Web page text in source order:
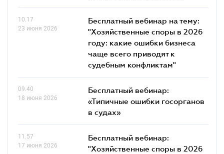
10.17
23 июня 2026
Бесплатный вебинар на тему:
"Хозяйственные споры в 2026
году: какие ошибки бизнеса
чаще всего приводят к
судебным конфликтам"
09.40
18 июня 2026
Бесплатный вебинар:
«Типичные ошибки госорганов
в судах»
11.57
17 июня 2026
Бесплатный вебинар:
"Хозяйственные споры в 2026